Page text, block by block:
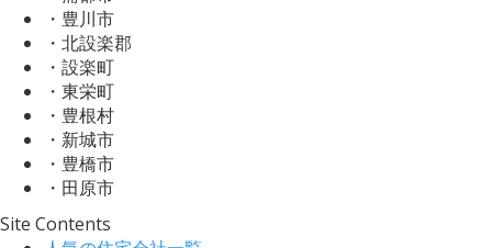
・豊川市
・北設楽郡
・設楽町
・東栄町
・豊根村
・新城市
・豊橋市
・田原市
Site Contents